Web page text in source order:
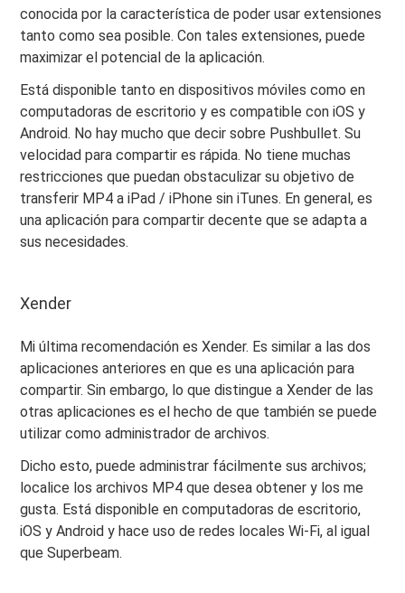
conocida por la característica de poder usar extensiones
tanto como sea posible. Con tales extensiones, puede
maximizar el potencial de la aplicación.
Está disponible tanto en dispositivos móviles como en
computadoras de escritorio y es compatible con iOS y
Android. No hay mucho que decir sobre Pushbullet. Su
velocidad para compartir es rápida. No tiene muchas
restricciones que puedan obstaculizar su objetivo de
transferir MP4 a iPad / iPhone sin iTunes. En general, es
una aplicación para compartir decente que se adapta a
sus necesidades.
Xender
Mi última recomendación es Xender. Es similar a las dos
aplicaciones anteriores en que es una aplicación para
compartir. Sin embargo, lo que distingue a Xender de las
otras aplicaciones es el hecho de que también se puede
utilizar como administrador de archivos.
Dicho esto, puede administrar fácilmente sus archivos;
localice los archivos MP4 que desea obtener y los me
gusta. Está disponible en computadoras de escritorio,
iOS y Android y hace uso de redes locales Wi-Fi, al igual
que Superbeam.